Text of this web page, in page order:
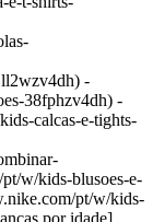
-
38fphzv4dh) -
calcas-e-tights-
w/kids-blusoes-e-
pt/w/kids-
por idade]